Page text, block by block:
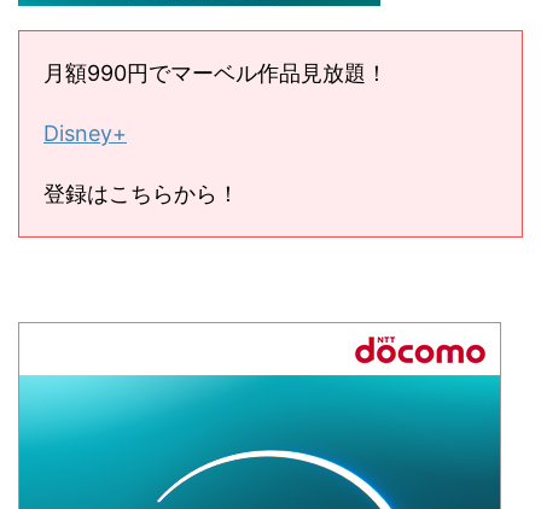
月額990円でマーベル作品見放題！
Disney+
登録はこちらから！